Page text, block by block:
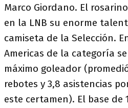
Marco Giordano. El
en la LNB su enorme
camiseta de la Selección.
Americas de la categoría
máximo goleador
rebotes y 3,8 asistencias
este certamen). El base de